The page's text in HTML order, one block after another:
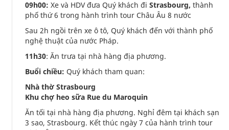
09h00: Xe và HDV đưa Quý khách đi Strasbourg, thành
phố thứ 6 trong hành trình tour Châu Âu 8 nước
Sau 2h ngồi trên xe ô tô, Quý khách đến với thành phố
nghệ thuật của nước Pháp.
11h30: Ăn trưa tại nhà hàng địa phương.
Buổi chiều: Quý khách tham quan:
Nhà thờ Strasbourg
Khu chợ heo sữa Rue du Maroquin
Ăn tối tại nhà hàng địa phương. Nghỉ đêm tại khách sạn
3 sao, Strasbourg. Kết thúc ngày 7 của hành trình tour